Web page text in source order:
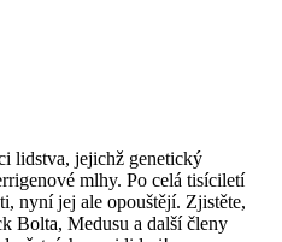
lidstva, jejichž genetický
mlhy. Po celá tisíciletí
nyní jej ale opouštějí. Zjistěte,
Bolta, Medusu a další členy